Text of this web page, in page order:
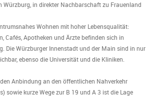
Würzburg, in direkter Nachbarschaft zu Frauenland
Wohnen mit hoher Lebensqualität:
Cafés, Apotheken und Ärzte befinden sich in
Die Würzburger Innenstadt und der Main sind in nur
ebenso die Universität und die Kliniken.
Anbindung an den öffentlichen Nahverkehr
sowie kurze Wege zur B 19 und A 3 ist die Lage